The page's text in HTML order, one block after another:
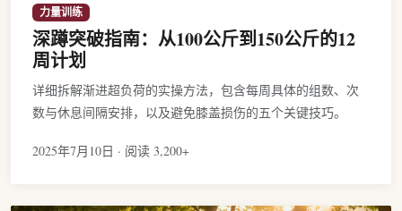
力量训练
深蹲突破指南：从100公斤到150公斤的12
周计划
详细拆解渐进超负荷的实操方法，包含每周具体的组数、次
数与休息间隔安排，以及避免膝盖损伤的五个关键技巧。
2025年7月10日 · 阅读 3,200+